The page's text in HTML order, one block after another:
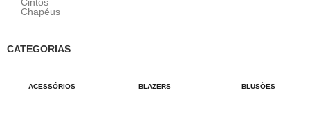
Chapéus
CATEGORIAS
ACESSÓRIOS BLAZERS BLUSÕES